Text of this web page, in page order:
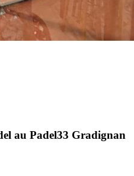
au Padel33 Gradignan